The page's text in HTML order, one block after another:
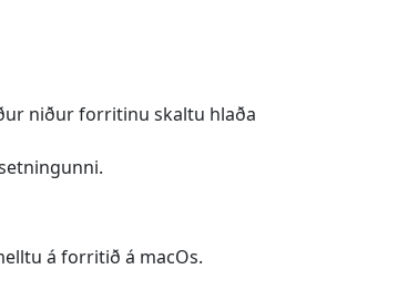
niður forritinu skaltu hlaða
á forritið á macOs.